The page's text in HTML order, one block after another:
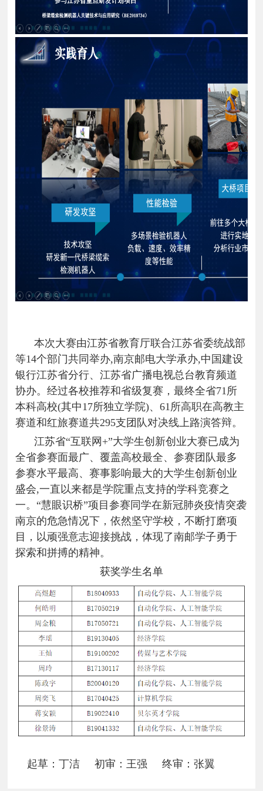
本次大赛由江苏省教育厅联合江苏省委统战部
等14个部门共同举办,南京邮电大学承办,中国建设
银行江苏省分行、江苏省广播电视总台教育频道
协办。经过各校推荐和省级复赛，最终全省71 所
本科高校(其中17所独立学院)、61 所高职在高教主
赛道和红旅赛道共295支团队对决线上路演答辩。
江苏省“互联网 +”大学生创新创业大赛已成为
全省参赛面最广、覆盖高校最全、参赛团队最多
参赛水平最高、赛事影响最大的大学生创新创业
盛会,一直以来都是学院重点支持的学科竞赛之
一。“慧眼识桥”项目参赛同学在新冠肺炎疫情突袭
南京的危急情况下，依然坚守学校，不断打磨项
目，以顽强意志迎接挑战，体现了南邮学子勇于
探索和拼搏的精神。
获奖学生名单
起草：丁洁 初审：王强 终审：张翼